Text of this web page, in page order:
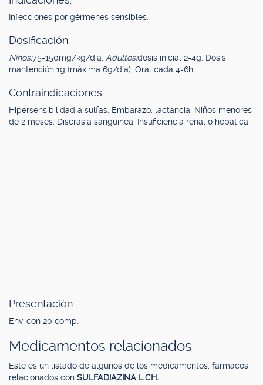
Infecciones por gérmenes sensibles.
Dosificación.
Niños:75-150mg/kg/día. Adultos:dosis inicial 2-4g. Dosis
mantención 1g (máxima 6g/día). Oral cada 4-6h.
Contraindicaciones.
Hipersensibilidad a sulfas. Embarazo, lactancia. Niños menores
de 2 meses. Discrasia sanguínea. Insuficiencia renal o hepática.
Presentación.
Env. con 20 comp.
Medicamentos relacionados
Este es un listado de algunos de los medicamentos, fármacos
relacionados con SULFADIAZINA L.CH.